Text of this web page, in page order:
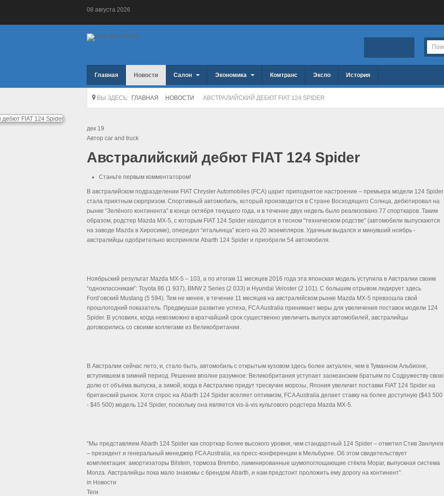
08 августа 2026
Главная Новости Салон Экономика Комтранс Экспо История
ВЫ ЗДЕСЬ: ГЛАВНАЯ НОВОСТИ АВСТРАЛИЙСКИЙ ДЕБЮТ FIAT 124 SPIDER
дек 19
Автор car and truck
Австралийский дебют FIAT 124 Spider
Станьте первым комментатором!
В австралийском подразделении FIAT Chrysler Automobiles (FCA) царит приподнятое настроение – премьера модели 124 Spider
стала приятным сюрпризом. Спортивный автомобиль, который производится в Стране Восходящего Солнца, дебютировал на
рынке “Зелёного континента” в конце октября текущего года, и в течение двух недель было реализовано 77 спорткаров. Таким
образом, родстер Mazda MX-5, с которым FIAT 124 Spider находится в тесном "техническом родстве" (автомобили выпускаются
на заводе Mazda в Хиросиме), опередил “итальянца” всего на 20 экземпляров. Удачным выдался и минувший ноябрь -
австралийцы одобрительно восприняли Abarth 124 Spider и приобрели 54 автомобиля.
Ноябрьский результат Mazda MX-5 – 103, а по итогам 11 месяцев 2016 года эта японская модель уступила в Австралии своим
“одноклассникам”: Toyota 86 (1 937), BMW 2 Series (2 033) и Hyundai Veloster (2 101). С большим отрывом лидирует здесь
Ford’овский Mustang (5 594). Тем не менее, в течение 11 месяцев на австралийском рынке Mazda MX-5 превзошла свой
прошлогодний показатель. Предвкушая развитие успеха, FCA Australia принимает меры для увеличения поставок модели 124
Spider. В условиях, когда невозможно в кратчайший срок существенно увеличить выпуск автомобилей, австралийцы
договорились со своими коллегами из Великобритании.
В Австралии сейчас лето, и, стало быть, автомобиль с открытым кузовом здесь более актуален, чем в Туманном Альбионе,
вступившем в зимний период. Решение вполне разумное: Великобритания уступает заокеанским братьям по Содружеству свою
долю от объёма выпуска, а зимой, когда в Австралию придут трескучие морозы, Япония увеличит поставки FIAT 124 Spider на
британский рынок. Хотя спрос на Abarth 124 Spider вселяет оптимизм, FCA Australia делает ставку на более доступную ($43 500
- $45 500) модель 124 Spider, поскольку она является vis-à-vis культового родстера Mazda MX-5.
“Мы представляем Abarth 124 Spider как спорткар более высокого уровня, чем стандартный 124 Spider – отметил Стив Занлунги
– президент и генеральный менеджер FCA Australia, на пресс-конференции в Мельбурне. Об этом свидетельствует
комплектация: амортизаторы Bilstein, тормоза Brembo, ламинированные шумопоглощающие стёкла Mopar, выпускная система
Monza. Австралийцы пока мало знакомы с брендом Abarth, и нам предстоит проложить ему дорогу на континент”.
in Новости
Теги